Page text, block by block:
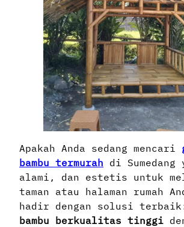
Apakah Anda sedang mencari
bambu termurah di Sumedang
alami, dan estetis untuk
taman atau halaman rumah
hadir dengan solusi
bambu berkualitas tinggi